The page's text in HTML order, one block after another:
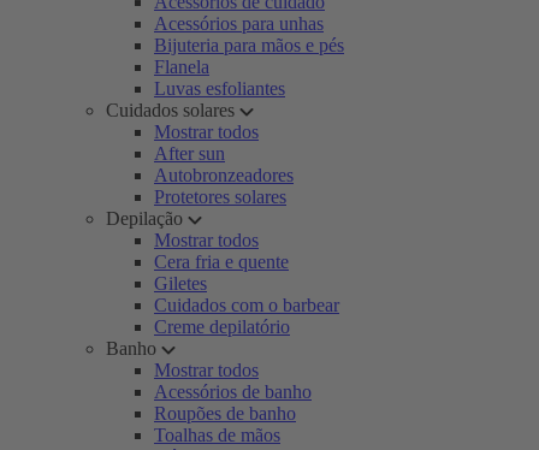
Acessórios para unhas
Bijuteria para mãos e pés
Flanela
Luvas esfoliantes
Cuidados solares
Mostrar todos
After sun
Autobronzeadores
Protetores solares
Depilação
Mostrar todos
Cera fria e quente
Giletes
Cuidados com o barbear
Creme depilatório
Banho
Mostrar todos
Acessórios de banho
Roupões de banho
Toalhas de mãos